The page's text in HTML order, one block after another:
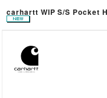
carhartt WIP S/S Pocket